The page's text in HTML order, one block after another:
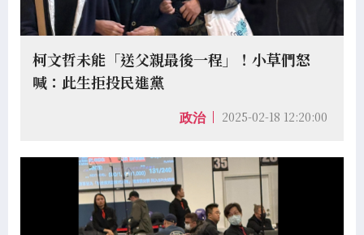
柯文哲未能「送父親最後一程」！小草們怒
喊：此生拒投民進黨
政治 2025-02-18 12:20:00